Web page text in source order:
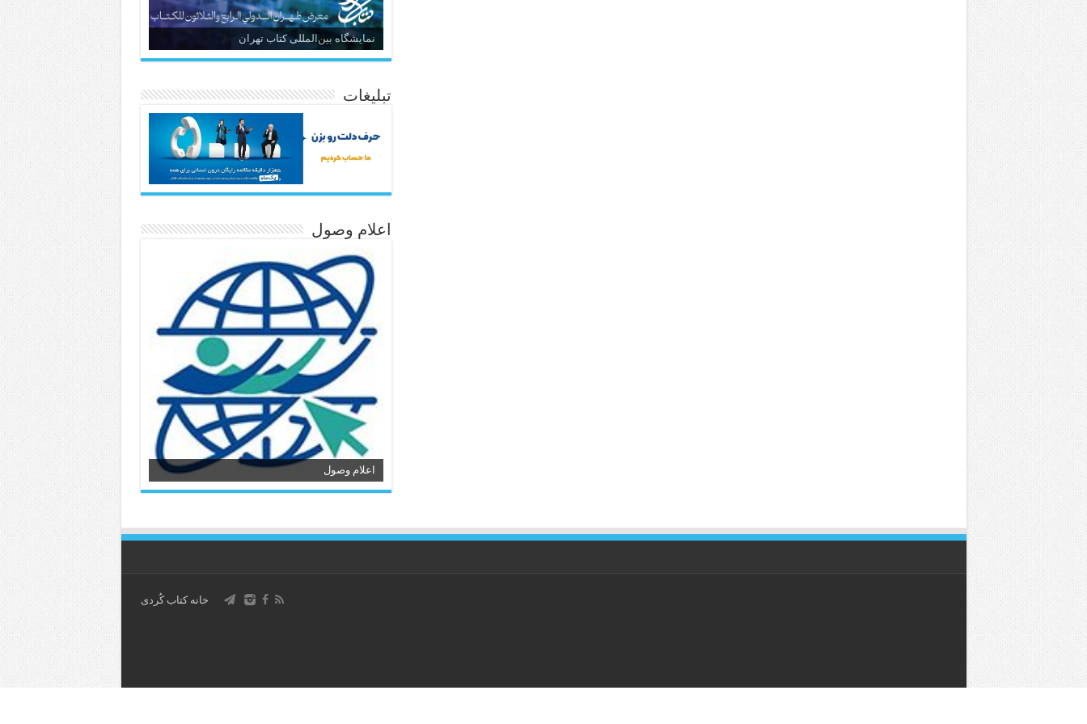
نمایشگاه بین‌المللی کتاب تهران
تبلیغات
اعلام وصول
اعلام وصول
خانه کتاب كُردی